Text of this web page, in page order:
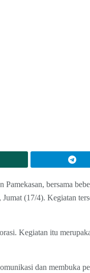
Pamekasan, bersama
(17/4). Kegiatan
Kegiatan itu
dan membuka